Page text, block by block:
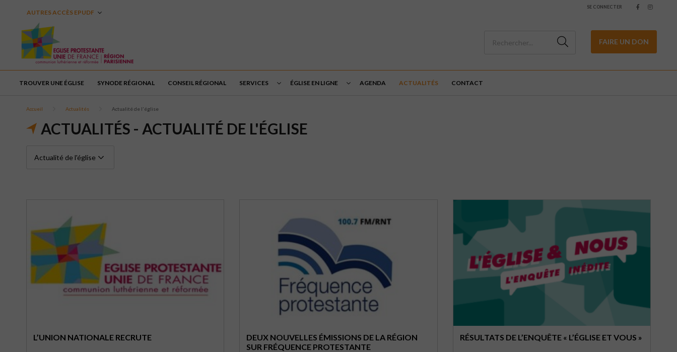
AUTRES ACCÈS EPUDF
SE CONNECTER
FAIRE UN DON
TROUVER UNE ÉGLISE SYNODE RÉGIONAL CONSEIL RÉGIONAL SERVICES ÉGLISE EN LIGNE AGENDA ACTUALITÉS CONTACT
Accueil Actualités Actualité de l'église
ACTUALITÉS - ACTUALITÉ DE L'ÉGLISE
L’UNION NATIONALE RECRUTE
DEUX NOUVELLES ÉMISSIONS DE LA RÉGION
SUR FRÉQUENCE PROTESTANTE
RÉSULTATS DE L’ENQUÊTE « L’ÉGLISE ET VOUS »